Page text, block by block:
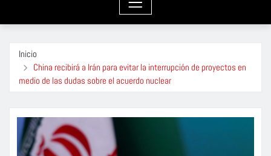
Inicio
China recibirá a Irán para evitar la interrupción de proyectos en
medio de las dudas sobre el acuerdo nuclear